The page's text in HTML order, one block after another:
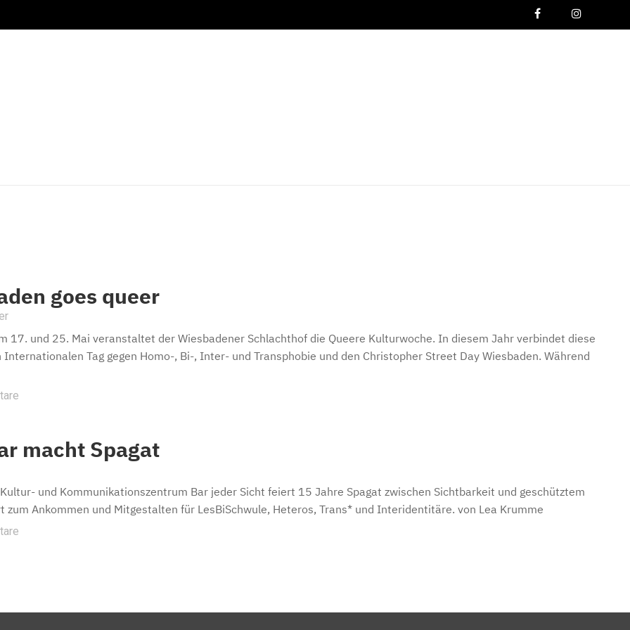
goes queer
17. und 25. Mai veranstaltet der Wiesbadener Schlachthof die Queere Kulturwoche. In diesem Jahr verbindet diese
Tag gegen Homo-, Bi-, Inter- und Transphobie und den Christopher Street Day Wiesbaden. Während
macht Spagat
und Kommunikationszentrum Bar jeder Sicht feiert 15 Jahre Spagat zwischen Sichtbarkeit und geschütztem
zum Ankommen und Mitgestalten für LesBiSchwule, Heteros, Trans* und Interidentitäre. von Lea Krumme